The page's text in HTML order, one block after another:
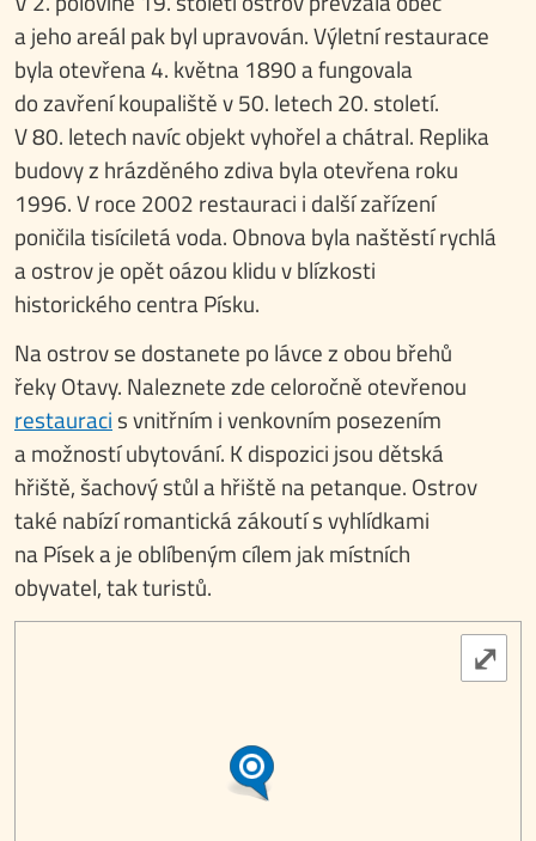
a jeho areál pak byl upravován. Výletní restaurace
byla otevřena 4. května 1890 a fungovala
do zavření koupaliště v 50. letech 20. století.
V 80. letech navíc objekt vyhořel a chátral. Replika
budovy z hrázděného zdiva byla otevřena roku
1996. V roce 2002 restauraci i další zařízení
poničila tisíciletá voda. Obnova byla naštěstí rychlá
a ostrov je opět oázou klidu v blízkosti
historického centra Písku.
Na ostrov se dostanete po lávce z obou břehů
řeky Otavy. Naleznete zde celoročně otevřenou
restauraci s vnitřním i venkovním posezením
a možností ubytování. K dispozici jsou dětská
hřiště, šachový stůl a hřiště na petanque. Ostrov
také nabízí romantická zákoutí s vyhlídkami
na Písek a je oblíbeným cílem jak místních
obyvatel, tak turistů.
⤢